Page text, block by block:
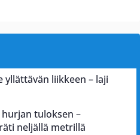
yllättävän liikkeen – laji
tuloksen –
neljällä metrillä